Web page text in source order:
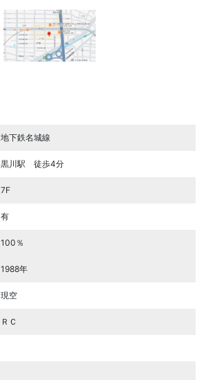
地下鉄名城線
黒川駅 徒歩4分
7F
有
100％
1988年
現空
ＲＣ